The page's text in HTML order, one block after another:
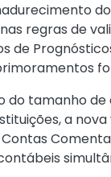
regras de
de
do tamanho
a